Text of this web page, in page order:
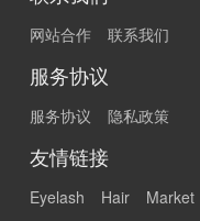
网站合作 联系我们
服务协议
服务协议 隐私政策
友情链接
Eyelash Hair Market